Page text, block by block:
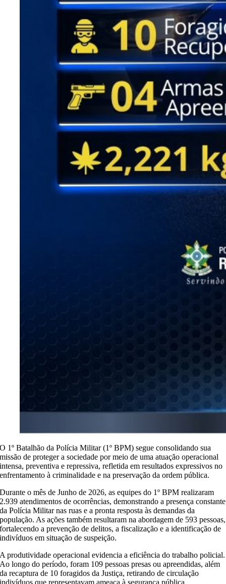
O 1º Batalhão da Polícia Militar (1º BPM) segue consolidando sua
missão de proteger a sociedade por meio de uma atuação operacional
intensa, preventiva e repressiva, refletida em resultados expressivos no
enfrentamento à criminalidade e na preservação da ordem pública.
Durante o mês de Junho de 2026, as equipes do 1º BPM realizaram
2.939 atendimentos de ocorrências, demonstrando a presença constante
da Polícia Militar nas ruas e a pronta resposta às demandas da
população. As ações também resultaram na abordagem de 593 pessoas,
fortalecendo a prevenção de delitos, a fiscalização e a identificação de
indivíduos em situação de suspeição.
A produtividade operacional evidencia a eficiência do trabalho policial.
Ao longo do período, foram 109 pessoas presas ou apreendidas, além
da recaptura de 10 foragidos da Justiça, retirando de circulação